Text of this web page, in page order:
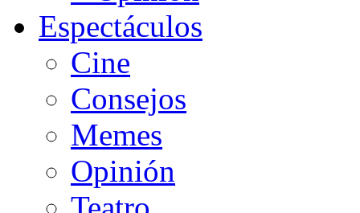
Espectáculos
Cine
Consejos
Memes
Opinión